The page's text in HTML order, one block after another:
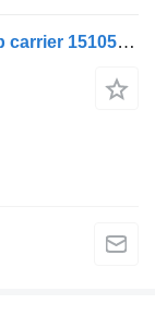
Barra estabilizadora Scania Scania cab carrier 1510507 para camião tractor Scania P230